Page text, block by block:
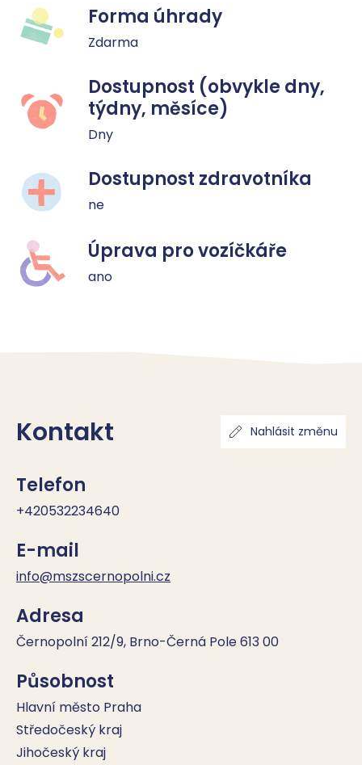
Forma úhrady
Zdarma
Dostupnost (obvykle dny,
týdny, měsíce)
Dny
Dostupnost zdravotníka
ne
Úprava pro vozíčkáře
ano
Kontakt Nahlásit změnu
Telefon
+420532234640
E-mail
info@mszscernopolni.cz
Adresa
Černopolní 212/9, Brno-Černá Pole 613 00
Působnost
Hlavní město Praha
Středočeský kraj
Jihočeský kraj